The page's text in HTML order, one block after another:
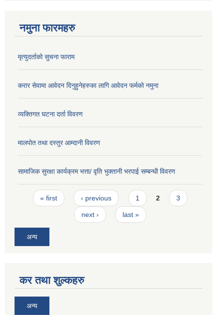
नमुना फारमहरु
मृत्युदर्ताको सुचना फाराम
करार सेवामा आवेदन दिनुहुनेहरुका लागि आवेदन फर्मको नमुना
व्यक्तिगत घटना दर्ता विवरण
मालपोत तथा दस्तुर आम्दानी विवरण
सामाजिक सुरक्षा कार्यक्रम भत्ता/ वृति भुक्तानी भरपाई सम्बन्धी विवरण
Pages
« first ‹ previous 1 2 3
next › last »
अन्य
कर तथा शुल्कहरु
अन्य